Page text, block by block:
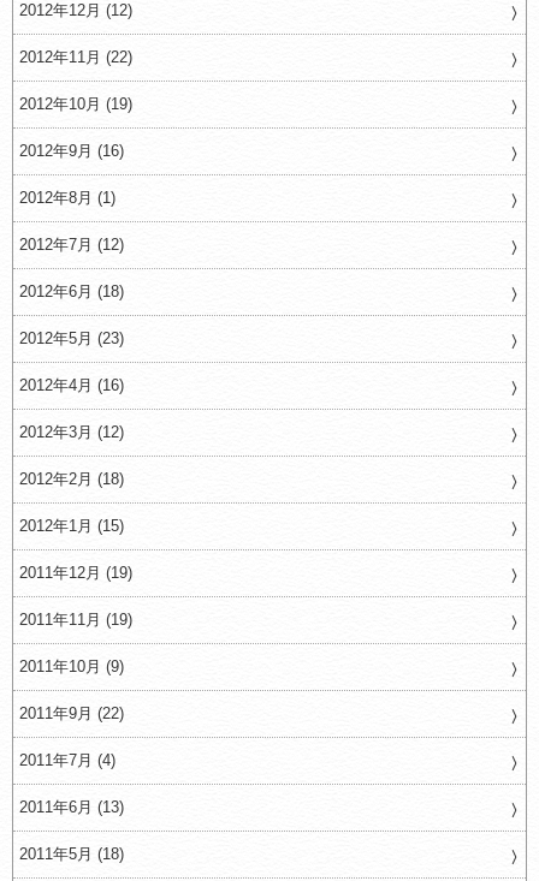
2012年12月 (12)
2012年11月 (22)
2012年10月 (19)
2012年9月 (16)
2012年8月 (1)
2012年7月 (12)
2012年6月 (18)
2012年5月 (23)
2012年4月 (16)
2012年3月 (12)
2012年2月 (18)
2012年1月 (15)
2011年12月 (19)
2011年11月 (19)
2011年10月 (9)
2011年9月 (22)
2011年7月 (4)
2011年6月 (13)
2011年5月 (18)